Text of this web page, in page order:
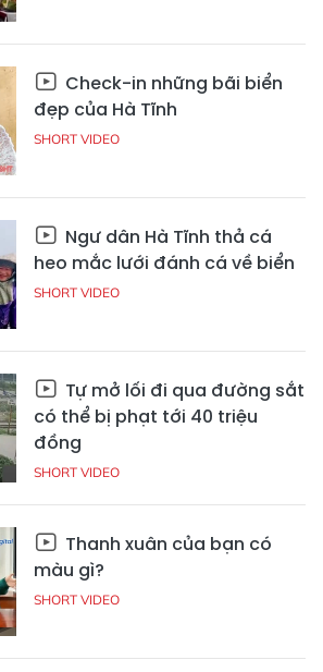
Check-in những bãi biển
đẹp của Hà Tĩnh
SHORT VIDEO
Ngư dân Hà Tĩnh thả cá
heo mắc lưới đánh cá về biển
SHORT VIDEO
Tự mở lối đi qua đường sắt
có thể bị phạt tới 40 triệu
đồng
SHORT VIDEO
Thanh xuân của bạn có
màu gì?
SHORT VIDEO